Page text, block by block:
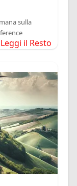
sulla
Leggi il Resto